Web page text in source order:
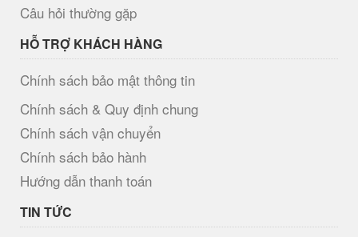
Câu hỏi thường gặp
HỖ TRỢ KHÁCH HÀNG
Chính sách bảo mật thông tin
Chính sách & Quy định chung
Chính sách vận chuyển
Chính sách bảo hành
Hướng dẫn thanh toán
TIN TỨC